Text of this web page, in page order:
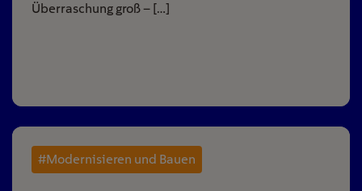
Überraschung groß – […]
#Modernisieren und Bauen